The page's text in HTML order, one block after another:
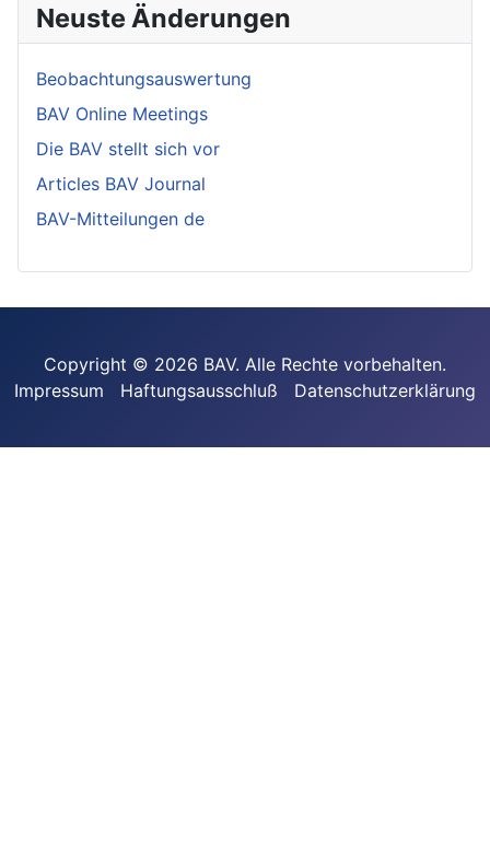
Neuste Änderungen
Beobachtungsauswertung
BAV Online Meetings
Die BAV stellt sich vor
Articles BAV Journal
BAV-Mitteilungen de
Copyright © 2026 BAV. Alle Rechte vorbehalten.
Impressum
Haftungsausschluß Datenschutzerklärung